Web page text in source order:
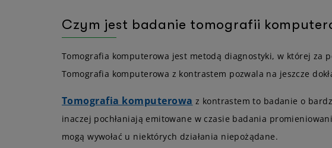
Czym jest badanie tomografii
Tomografia komputerowa jest metodą diagnostyki, w której za
Tomografia komputerowa z kontrastem pozwala na jeszcze
Tomografia komputerowa z kontrastem to badanie o
inaczej pochłaniają emitowane w czasie badania
mogą wywołać u niektórych działania niepożądane.